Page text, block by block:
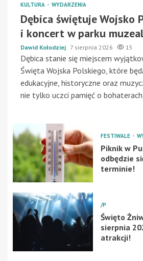
KULTURA WYDARZENIA
Dębica świętuje Wojsko
i koncert w parku
Dawid Kołodziej 7 sierpnia 2026 15
Dębica stanie się miejscem
Święta Wojska Polskiego, które
edukacyjne, historyczne oraz
nie tylko uczci pamięć o
FESTIWALE
Piknik w
odbędzie
terminie!
/P
Święto
sierpnia
atrakcji!